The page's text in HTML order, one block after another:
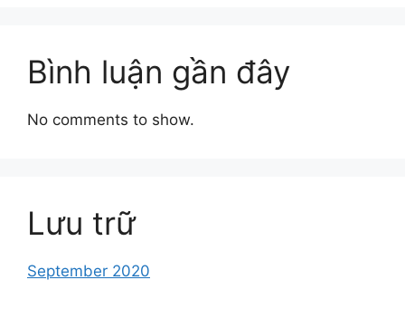
Bình luận gần đây
No comments to show.
Lưu trữ
September 2020